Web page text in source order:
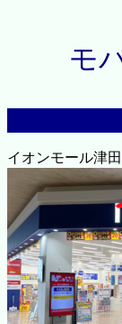
モ
イオンモール津